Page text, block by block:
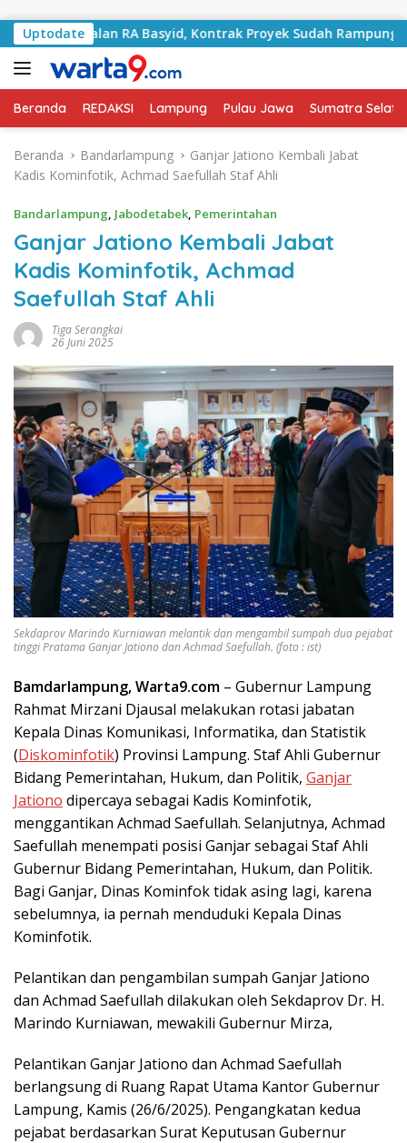
Uptodate
Jalan RA Basyid, Kontrak Proyek Sudah Rampung
Beranda REDAKSI Lampung Pulau Jawa Sumatra
Beranda Bandarlampung
Ganjar Jationo Kembali Jabat
Kadis Kominfotik, Achmad Saefullah Staf Ahli
Bandarlampung, Jabodetabek, Pemerintahan
Ganjar Jationo Kembali Jabat
Kadis Kominfotik, Achmad
Saefullah Staf Ahli
Tiga Serangkai
26 Juni 2025
Sekdaprov Marindo Kurniawan melantik dan mengambil sumpah dua pejabat
tinggi Pratama Ganjar Jationo dan Achmad Saefullah. (foto : ist)
Bamdarlampung, Warta9.com – Gubernur Lampung
Rahmat Mirzani Djausal melakukan rotasi jabatan
Kepala Dinas Komunikasi, Informatika, dan Statistik
(Diskominfotik) Provinsi Lampung. Staf Ahli Gubernur
Bidang Pemerintahan, Hukum, dan Politik, Ganjar
Jationo dipercaya sebagai Kadis Kominfotik,
menggantikan Achmad Saefullah. Selanjutnya, Achmad
Saefullah menempati posisi Ganjar sebagai Staf Ahli
Gubernur Bidang Pemerintahan, Hukum, dan Politik.
Bagi Ganjar, Dinas Kominfok tidak asing lagi, karena
sebelumnya, ia pernah menduduki Kepala Dinas
Kominfotik.
Pelantikan dan pengambilan sumpah Ganjar Jationo
dan Achmad Saefullah dilakukan oleh Sekdaprov Dr. H.
Marindo Kurniawan, mewakili Gubernur Mirza,
Pelantikan Ganjar Jationo dan Achmad Saefullah
berlangsung di Ruang Rapat Utama Kantor Gubernur
Lampung, Kamis (26/6/2025). Pengangkatan kedua
pejabat berdasarkan Surat Keputusan Gubernur